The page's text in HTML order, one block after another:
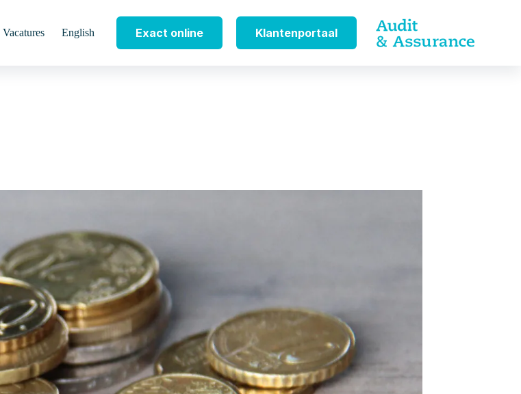
Vacatures English Exact online Klantenportaal